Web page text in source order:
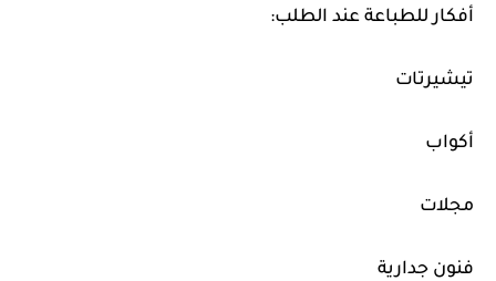
أفكار للطباعة عند الطلب:
تيشيرتات
أكواب
مجلات
فنون جدارية